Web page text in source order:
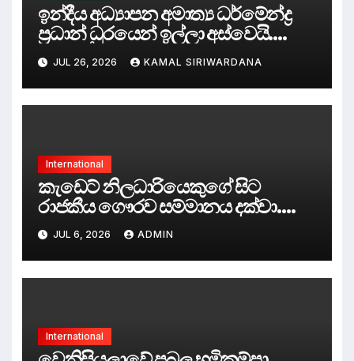
ඉන්දීය අධ්‍යාපන අමාත්‍ය ධර්මේන්ද්‍ර
ප්‍රධාන් ධුරයෙන් ඉල්ලා අස්වෙයි.
දිල්ලිය කැළඹූ “කැරපොත්තන්ගේ
ශිෂ්‍ය අරගලය” ජයග්‍රහණය කරයි.
JUL 26, 2026 KAMAL SIRIWARDANA
International
කැඩෙට් නිලධාරියෙකුගේ සිට
රාජකීය ගෞරව සම්මානය දක්වා.
සවීන් ගුණරත්න ශාන්ත ජෝන් නයිට්
පටිපාටියෙහි ‘සාමාජික’ පදවියෙන්
පිදුම් ලබයි.
JUL 6, 2026 ADMIN
International